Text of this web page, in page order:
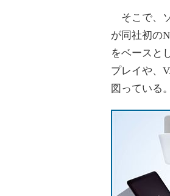
そこで、
が同社初の
をベースと
プレイや、
図っている。